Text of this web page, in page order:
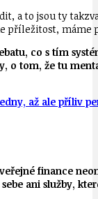
a to jsou ty
příležitost, máme
co s tím
o tom, že tu
až ale příliv
finance
ani služby,